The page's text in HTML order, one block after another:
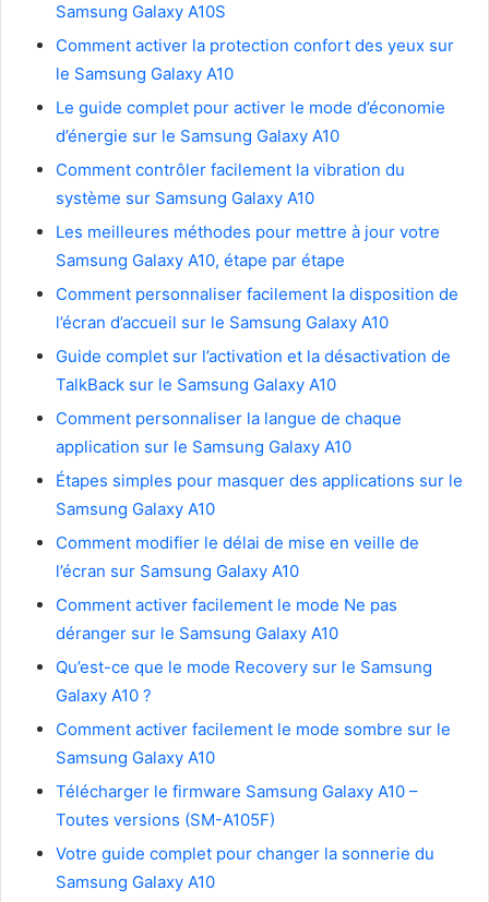
Samsung Galaxy A10S
Comment activer la protection confort des yeux sur
le Samsung Galaxy A10
Le guide complet pour activer le mode d’économie
d’énergie sur le Samsung Galaxy A10
Comment contrôler facilement la vibration du
système sur Samsung Galaxy A10
Les meilleures méthodes pour mettre à jour votre
Samsung Galaxy A10, étape par étape
Comment personnaliser facilement la disposition de
l’écran d’accueil sur le Samsung Galaxy A10
Guide complet sur l’activation et la désactivation de
TalkBack sur le Samsung Galaxy A10
Comment personnaliser la langue de chaque
application sur le Samsung Galaxy A10
Étapes simples pour masquer des applications sur le
Samsung Galaxy A10
Comment modifier le délai de mise en veille de
l’écran sur Samsung Galaxy A10
Comment activer facilement le mode Ne pas
déranger sur le Samsung Galaxy A10
Qu’est-ce que le mode Recovery sur le Samsung
Galaxy A10 ?
Comment activer facilement le mode sombre sur le
Samsung Galaxy A10
Télécharger le firmware Samsung Galaxy A10 –
Toutes versions (SM-A105F)
Votre guide complet pour changer la sonnerie du
Samsung Galaxy A10